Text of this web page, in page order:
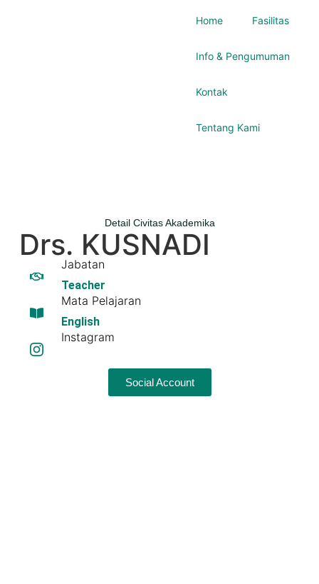
Home Fasilitas
Info & Pengumuman
Kontak
Tentang Kami
Detail Civitas Akademika
Drs. KUSNADI
Jabatan
Teacher
Mata Pelajaran
English
Instagram
Social Account